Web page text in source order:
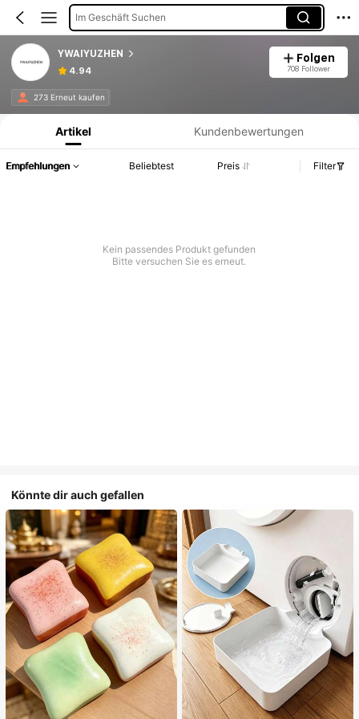
Im Geschäft Suchen
YWAIYUZHEN
4.94
Folgen
708 Follower
273 Erneut kaufen
Produktinformation: Preisangabe, Verkaufs- und Lagerbestandsdetails.
Artikel Kundenbewertungen
Empfehlungen Beliebtest Preis Filter
Kein passendes Produkt gefunden
Bitte versuchen Sie es erneut.
Könnte dir auch gefallen